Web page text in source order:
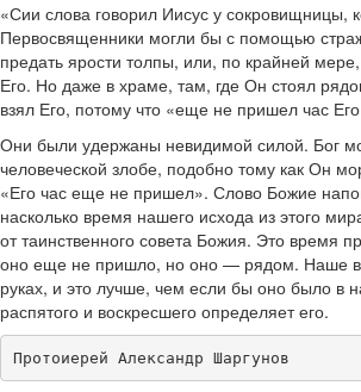
«Сии слова говорил Иисус у сокровищницы,
Первосвященники могли бы с помощью
предать ярости толпы, или, по крайней мере,
Его. Но даже в храме, там, где Он стоял
взял Его, потому что «еще не пришел час
Они были удержаны невидимой силой. Бог
человеческой злобе, подобно тому как Он
«Его час еще не пришел». Слово Божие
насколько время нашего исхода из этого
от таинственного совета Божия. Это время
оно еще не пришло, но оно — рядом. Наше
руках, и это лучше, чем если бы оно было в
распятого и воскресшего определяет его.
Протоиерей Александр Шаргунов